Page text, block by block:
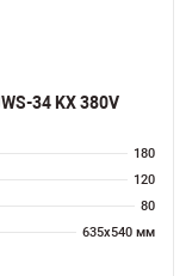
34 KX 380V
180
120
80
635х540 мм